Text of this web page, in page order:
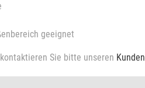
geeignet
Sie bitte unseren